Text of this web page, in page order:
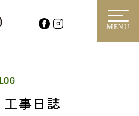
MENU
工事日誌